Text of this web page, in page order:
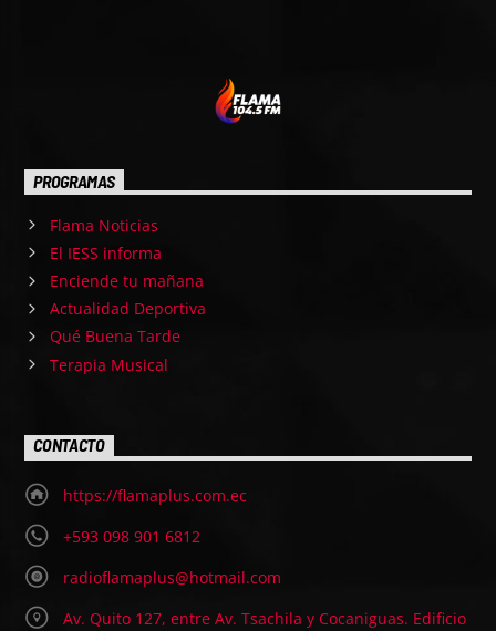
PROGRAMAS
Flama Noticias
El IESS informa
Enciende tu mañana
Actualidad Deportiva
Qué Buena Tarde
Terapia Musical
CONTACTO
https://flamaplus.com.ec
+593 098 901 6812
radioflamaplus@hotmail.com
Av. Quito 127, entre Av. Tsachila y Cocaniguas. Edificio